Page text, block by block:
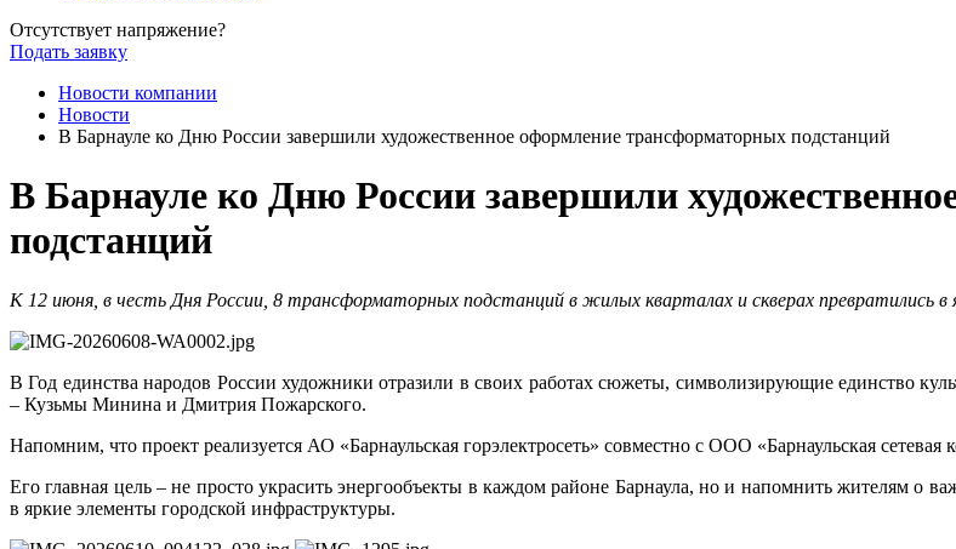
Отсутствует напряжение?
Подать заявку
Новости компании
Новости
В Барнауле ко Дню России завершили художественное оформление трансформаторных подстанций
В Барнауле ко Дню России завершили
подстанций
К 12 июня, в честь Дня России, 8 трансформаторных подстанций в жилых кварталах и скверах превратились
В Год единства народов России художники отразили в своих работах сюжеты, символизирующие единство
– Кузьмы Минина и Дмитрия Пожарского.
Напомним, что проект реализуется АО «Барнаульская горэлектросеть» совместно с ООО «Барнаульская сетевая
Его главная цель – не просто украсить энергообъекты в каждом районе Барнаула, но и напомнить жителям о
в яркие элементы городской инфраструктуры.